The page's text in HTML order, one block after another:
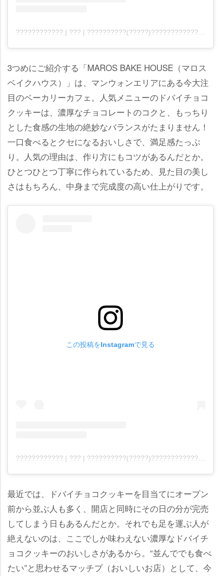
3つめにご紹介する「MAROS BAKE HOUSE（マロス
ベイクハウス）」は、マンウォンエリアにある今大注
目のベーカリーカフェ。人気メニューのドバイチョコ
クッキーは、濃厚なチョコレートのコクと、もっちり
とした食感の生地の絶妙なバランスがたまりません！
一口食べるとクセになるおいしさで、満足感たっぷ
り。人気の理由は、作り方にもコツがあるんだとか。
ひとつひとつ丁寧に作られているため、見た目の美し
さはもちろん、中身まで完成度の高い仕上がりです。
この投稿をInstagramで見る
???????????? | ??? | ??????????(?????)???????????? |(@marosbakehouse)がシェアした投稿
最近では、ドバイチョコクッキーを目当てにオープン
前から並ぶ人も多く、開店と同時にその日の分が完売
してしまう日もあるんだとか。それでも足を運ぶ人が
絶えないのは、ここでしか味わえない濃厚なドバイチ
ョコクッキーのおいしさがあるから。“並んででも食べ
たい”と思わせるマッチプ（おいしいお店）として、今